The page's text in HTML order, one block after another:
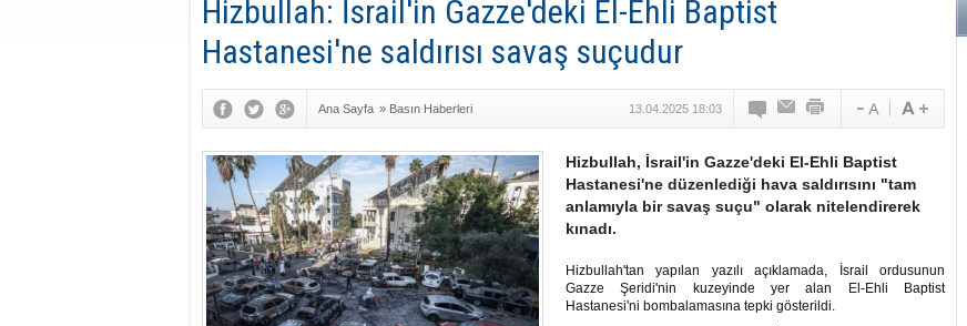
Hizbullah: İsrail'in Gazze'deki El-Ehli Baptist
Hastanesi'ne saldırısı savaş suçudur
Ana Sayfa » Basın Haberleri 13.04.2025 18:03
Hizbullah, İsrail'in Gazze'deki El-Ehli Baptist
Hastanesi'ne düzenlediği hava saldırısını "tam
anlamıyla bir savaş suçu" olarak nitelendirerek
kınadı.
Hizbullah'tan yapılan yazılı açıklamada, İsrail ordusunun
Gazze Şeridi'nin kuzeyinde yer alan El-Ehli Baptist
Hastanesi'ni bombalamasına tepki gösterildi.